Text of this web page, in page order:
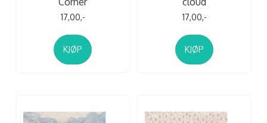
17,00,-
KJØP
17,00,-
KJØP